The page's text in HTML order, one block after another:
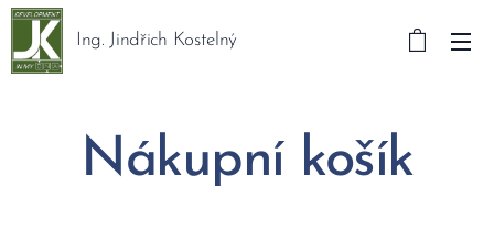
Ing. Jindřich Kostelný
Nákupní košík